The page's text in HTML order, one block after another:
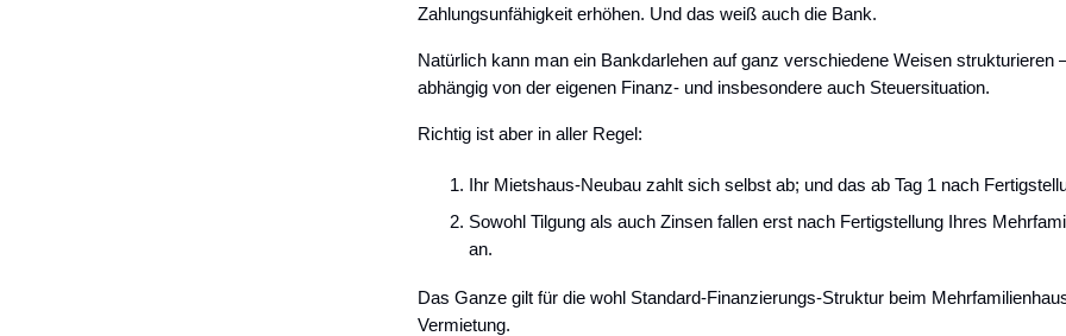
Zahlungsunfähigkeit erhöhen. Und das weiß auch die Bank.
Natürlich kann man ein Bankdarlehen auf ganz verschiedene Weisen strukturieren
abhängig von der eigenen Finanz- und insbesondere auch Steuersituation.
Richtig ist aber in aller Regel:
Ihr Mietshaus-Neubau zahlt sich selbst ab; und das ab Tag 1 nach
Sowohl Tilgung als auch Zinsen fallen erst nach Fertigstellung Ihres
an.
Das Ganze gilt für die wohl Standard-Finanzierungs-Struktur beim
Vermietung.